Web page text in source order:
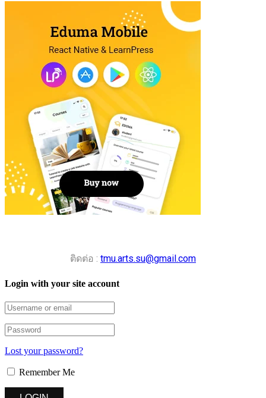
ติดต่อ : tmu.arts.su@gmail.com
Login with your site account
Lost your password?
Remember Me